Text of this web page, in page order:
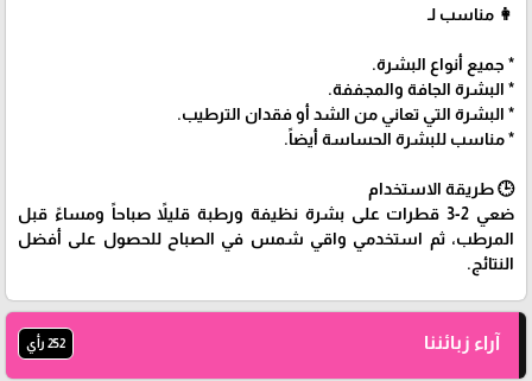
👩 مناسب لـ
* جميع أنواع البشرة.
* البشرة الجافة والمجففة.
* البشرة التي تعاني من الشد أو فقدان الترطيب.
* مناسب للبشرة الحساسة أيضاً.
🕒 طريقة الاستخدام
ضعي 2-3 قطرات على بشرة نظيفة ورطبة قليلاً صباحاً ومساءً قبل
المرطب، ثم استخدمي واقي شمس في الصباح للحصول على أفضل
النتائج.
آراء زبائننا 252 رأي